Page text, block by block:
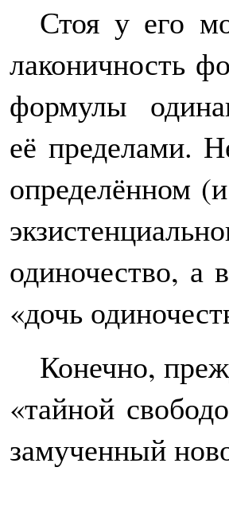
Стоя у его
лаконичность
формулы
её пределами.
определённом
одиночество, а
«дочь
Конечно,
«тайной
замученный